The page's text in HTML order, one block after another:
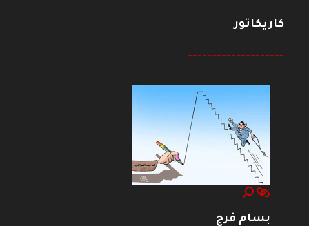
كاريكاتور
--------------------
بسام فرج